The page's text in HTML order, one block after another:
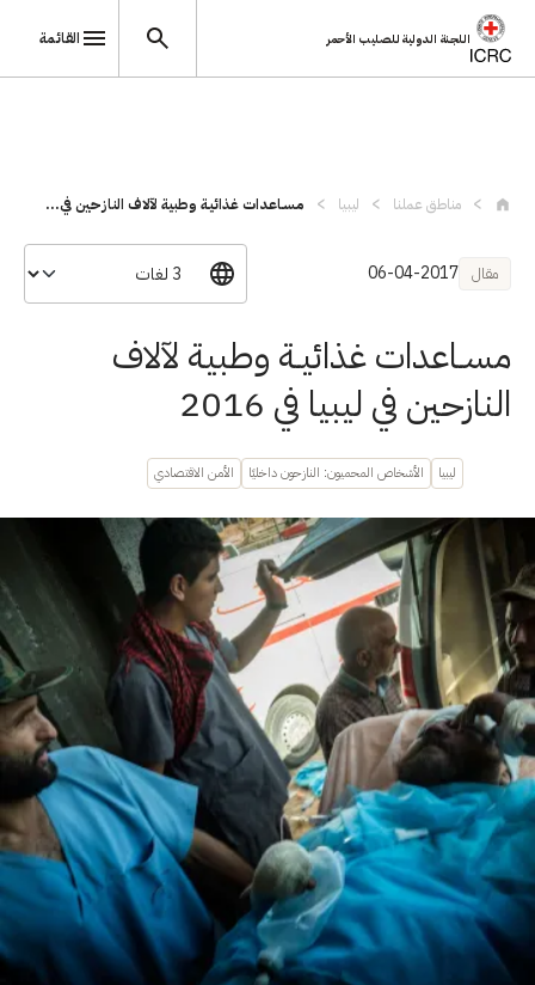
اللجنة الدولية للصليب الأحمر القائمة
مناطق عملنا ليبيا مسـاعدات غذائيـة وطبية لآلاف النازحين في...
مقال 06-04-2017
مسـاعدات غذائيـة وطبية لآلاف
النازحين في ليبيا في 2016
ليبيا الأشخاص المحميون: النازحون داخليًا الأمن الاقتصادي